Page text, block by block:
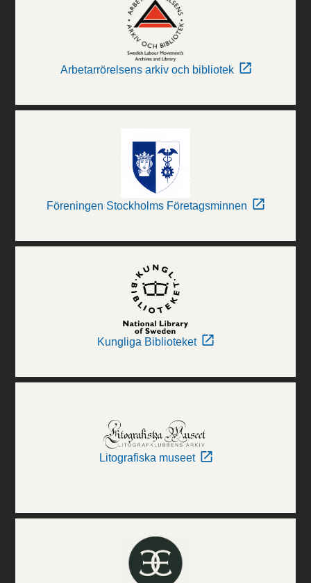
Arbetarrörelsens arkiv och bibliotek
Föreningen Stockholms Företagsminnen
Kungliga Biblioteket
Litografiska museet